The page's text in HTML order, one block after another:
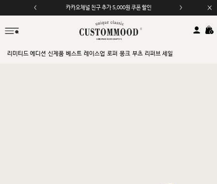
카카오채널 친구 추가 5,000원 쿠폰 할인
리미티드 에디션 신제품 베스트 레이스업 로퍼 몽크 부츠 리퍼브 세일